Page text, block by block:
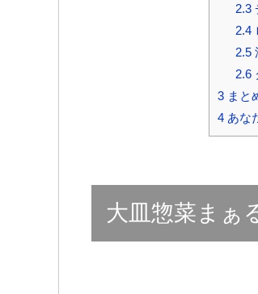
2.3
2.4
2.5
2.6
3まと
4あな
大皿惣菜ま